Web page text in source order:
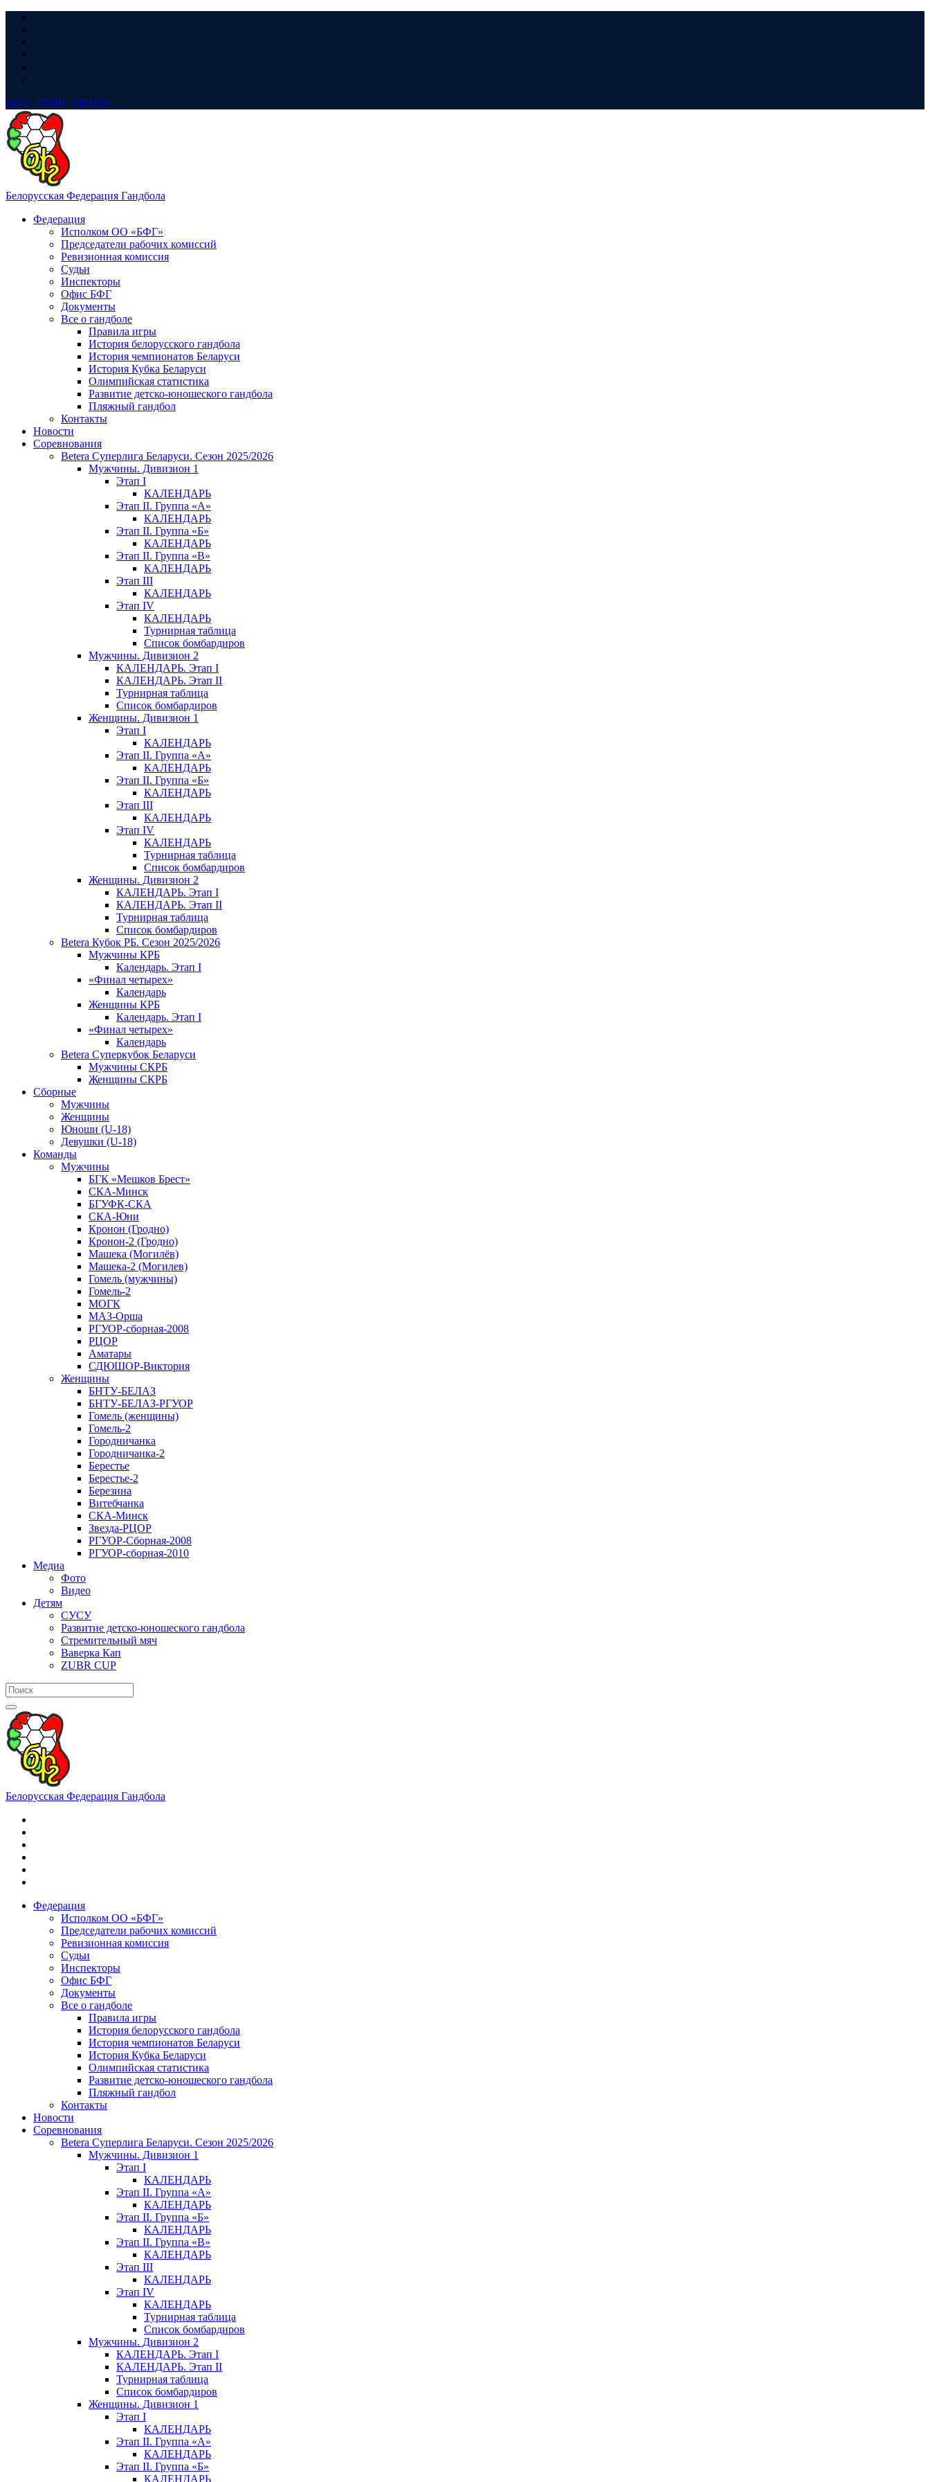
LIVE ТРАНСЛЯЦИЯ
Белорусская Федерация Гандбола
Федерация
Исполком ОО «БФГ»
Председатели рабочих комиссий
Ревизионная комиссия
Судьи
Инспекторы
Офис БФГ
Документы
Все о гандболе
Правила игры
История белорусского гандбола
История чемпионатов Беларуси
История Кубка Беларуси
Олимпийская статистика
Развитие детско-юношеского гандбола
Пляжный гандбол
Контакты
Новости
Соревнования
Betera Суперлига Беларуси. Сезон 2025/2026
Мужчины. Дивизион 1
Этап I
КАЛЕНДАРЬ
Этап II. Группа «А»
КАЛЕНДАРЬ
Этап II. Группа «Б»
КАЛЕНДАРЬ
Этап II. Группа «В»
КАЛЕНДАРЬ
Этап III
КАЛЕНДАРЬ
Этап IV
КАЛЕНДАРЬ
Турнирная таблица
Список бомбардиров
Мужчины. Дивизион 2
КАЛЕНДАРЬ. Этап I
КАЛЕНДАРЬ. Этап II
Турнирная таблица
Список бомбардиров
Женщины. Дивизион 1
Этап I
КАЛЕНДАРЬ
Этап II. Группа «А»
КАЛЕНДАРЬ
Этап II. Группа «Б»
КАЛЕНДАРЬ
Этап III
КАЛЕНДАРЬ
Этап IV
КАЛЕНДАРЬ
Турнирная таблица
Список бомбардиров
Женщины. Дивизион 2
КАЛЕНДАРЬ. Этап I
КАЛЕНДАРЬ. Этап II
Турнирная таблица
Список бомбардиров
Betera Кубок РБ. Сезон 2025/2026
Мужчины КРБ
Календарь. Этап I
«Финал четырех»
Календарь
Женщины КРБ
Календарь. Этап I
«Финал четырех»
Календарь
Betera Суперкубок Беларуси
Мужчины СКРБ
Женщины СКРБ
Сборные
Мужчины
Женщины
Юноши (U-18)
Девушки (U-18)
Команды
Мужчины
БГК «Мешков Брест»
СКА-Минск
БГУФК-СКА
СКА-Юни
Кронон (Гродно)
Кронон-2 (Гродно)
Машека (Могилёв)
Машека-2 (Могилев)
Гомель (мужчины)
Гомель-2
МОГК
МАЗ-Орша
РГУОР-сборная-2008
РЦОР
Аматары
СДЮШОР-Виктория
Женщины
БНТУ-БЕЛАЗ
БНТУ-БЕЛАЗ-РГУОР
Гомель (женщины)
Гомель-2
Городничанка
Городничанка-2
Берестье
Берестье-2
Березина
Витебчанка
СКА-Минск
Звезда-РЦОР
РГУОР-Сборная-2008
РГУОР-сборная-2010
Медиа
Фото
Видео
Детям
СУСУ
Развитие детско-юношеского гандбола
Стремительный мяч
Ваверка Кап
ZUBR CUP
Белорусская Федерация Гандбола
Федерация
Исполком ОО «БФГ»
Председатели рабочих комиссий
Ревизионная комиссия
Судьи
Инспекторы
Офис БФГ
Документы
Все о гандболе
Правила игры
История белорусского гандбола
История чемпионатов Беларуси
История Кубка Беларуси
Олимпийская статистика
Развитие детско-юношеского гандбола
Пляжный гандбол
Контакты
Новости
Соревнования
Betera Суперлига Беларуси. Сезон 2025/2026
Мужчины. Дивизион 1
Этап I
КАЛЕНДАРЬ
Этап II. Группа «А»
КАЛЕНДАРЬ
Этап II. Группа «Б»
КАЛЕНДАРЬ
Этап II. Группа «В»
КАЛЕНДАРЬ
Этап III
КАЛЕНДАРЬ
Этап IV
КАЛЕНДАРЬ
Турнирная таблица
Список бомбардиров
Мужчины. Дивизион 2
КАЛЕНДАРЬ. Этап I
КАЛЕНДАРЬ. Этап II
Турнирная таблица
Список бомбардиров
Женщины. Дивизион 1
Этап I
КАЛЕНДАРЬ
Этап II. Группа «А»
КАЛЕНДАРЬ
Этап II. Группа «Б»
КАЛЕНДАРЬ